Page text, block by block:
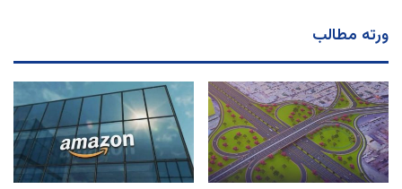
ورته مطالب